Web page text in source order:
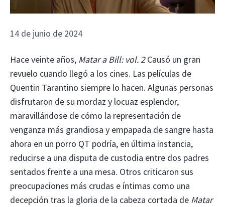
14 de junio de 2024
Hace veinte años, Matar a Bill: vol. 2Causó un gran
revuelo cuando llegó a los cines. Las películas de
Quentin Tarantino siempre lo hacen. Algunas personas
disfrutaron de su mordaz y locuaz esplendor,
maravillándose de cómo la representación de
venganza más grandiosa y empapada de sangre hasta
ahora en un porro QT podría, en última instancia,
reducirse a una disputa de custodia entre dos padres
sentados frente a una mesa. Otros criticaron sus
preocupaciones más crudas e íntimas como una
decepción tras la gloria de la cabeza cortada de Matar